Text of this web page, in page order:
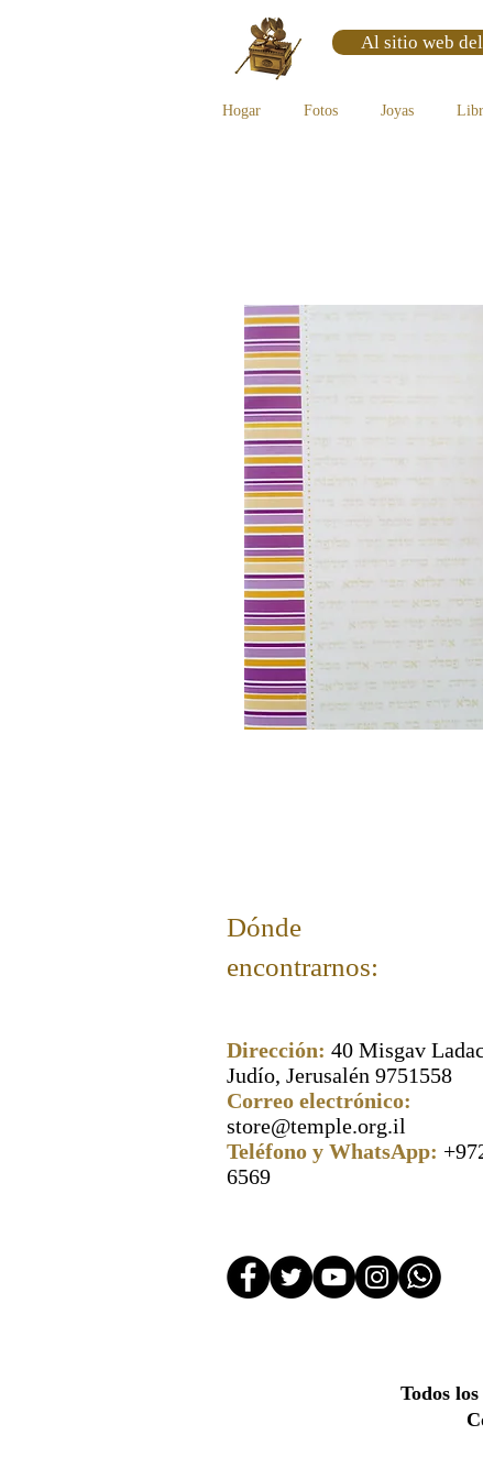
Al sitio web
Hogar Fotos Joyas
Dónde
encontrarnos:
Dirección: 40 Misgav
Judío, Jerusalén 9751558
Correo electrónico:
store@temple.org.il
Teléfono y WhatsApp:
6569
Todos